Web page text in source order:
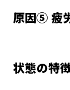
原因⑤ 疲
状態の特